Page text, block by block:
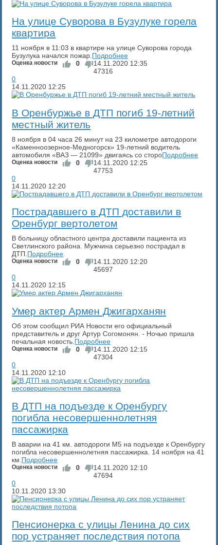
На улице Суворова в Бузулуке горела
квартира
11 ноября в 11:03 в квартире на улице Суворова города
Бузулука начался пожар.Подробнее
Оценка новости 0 14.11.2020 12:35
47316
0
14.11.2020 12:25
​В Оренбуржье в ДТП погиб 19-летний
местный житель
8 ноября в 04 часа 26 минут на 23 километре автодороги
«Каменноозерное-Медногорск» 19-летний водитель
автомобиля «ВАЗ — 21099» двигаясь со стороПодробнее
Оценка новости 0 14.11.2020 12:25
47753
0
14.11.2020 12:20
​Пострадавшего в ДТП доставили в
Оренбург вертолетом
В больницу областного центра доставили пациента из
Светлинского района. Мужчина серьезно пострадал в
ДТП. Подробнее
Оценка новости 0 14.11.2020 12:20
45697
0
14.11.2020 12:15
​Умер актер Армен Джигарханян
Об этом сообщил РИА Новости его официальный
представитель и друг Артур Согомонян. - Ночью пришла
печальная новость. Подробнее
Оценка новости 0 14.11.2020 12:15
47304
0
14.11.2020 12:10
​В ДТП на подъезде к Оренбургу
погибла несовершеннолетняя
пассажирка
В аварии на 41 км. автодороги М5 на подъезде к Оренбургу
погибла несовершеннолетняя пассажирка. 14 ноября на 41
км. Подробнее
Оценка новости 0 14.11.2020 12:10
47694
0
10.11.2020 13:30
Пенсионерка с улицы Ленина до сих
пор устраняет последствия потопа